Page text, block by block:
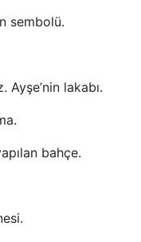
sembolü.
Ayşe’nin lakabı.
bahçe.